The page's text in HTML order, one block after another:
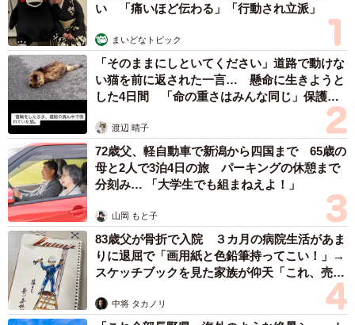
い 「痛いほど伝わる」「行動され立派」
まいどなトピック
「そのままにしといてください」道路で動けな
い猫を前に返された一言… 懸命に生きようと
した4日間 「命の重さはみんな同じ」保護団
渡辺 晴子
72歳父、軽自動車で新潟から四国まで 65歳の
母と2人で3泊4日の旅 パーキングの休憩まで
分刻み… 「大学生でも組まねえよ！」
山岡 もと子
83歳父が骨折で入院 ３カ月の病院生活があま
りに退屈で「画用紙と色鉛筆持ってこい！」→
スケッチブックを見た家族が仰天「これ、売れ
中将 タカノリ